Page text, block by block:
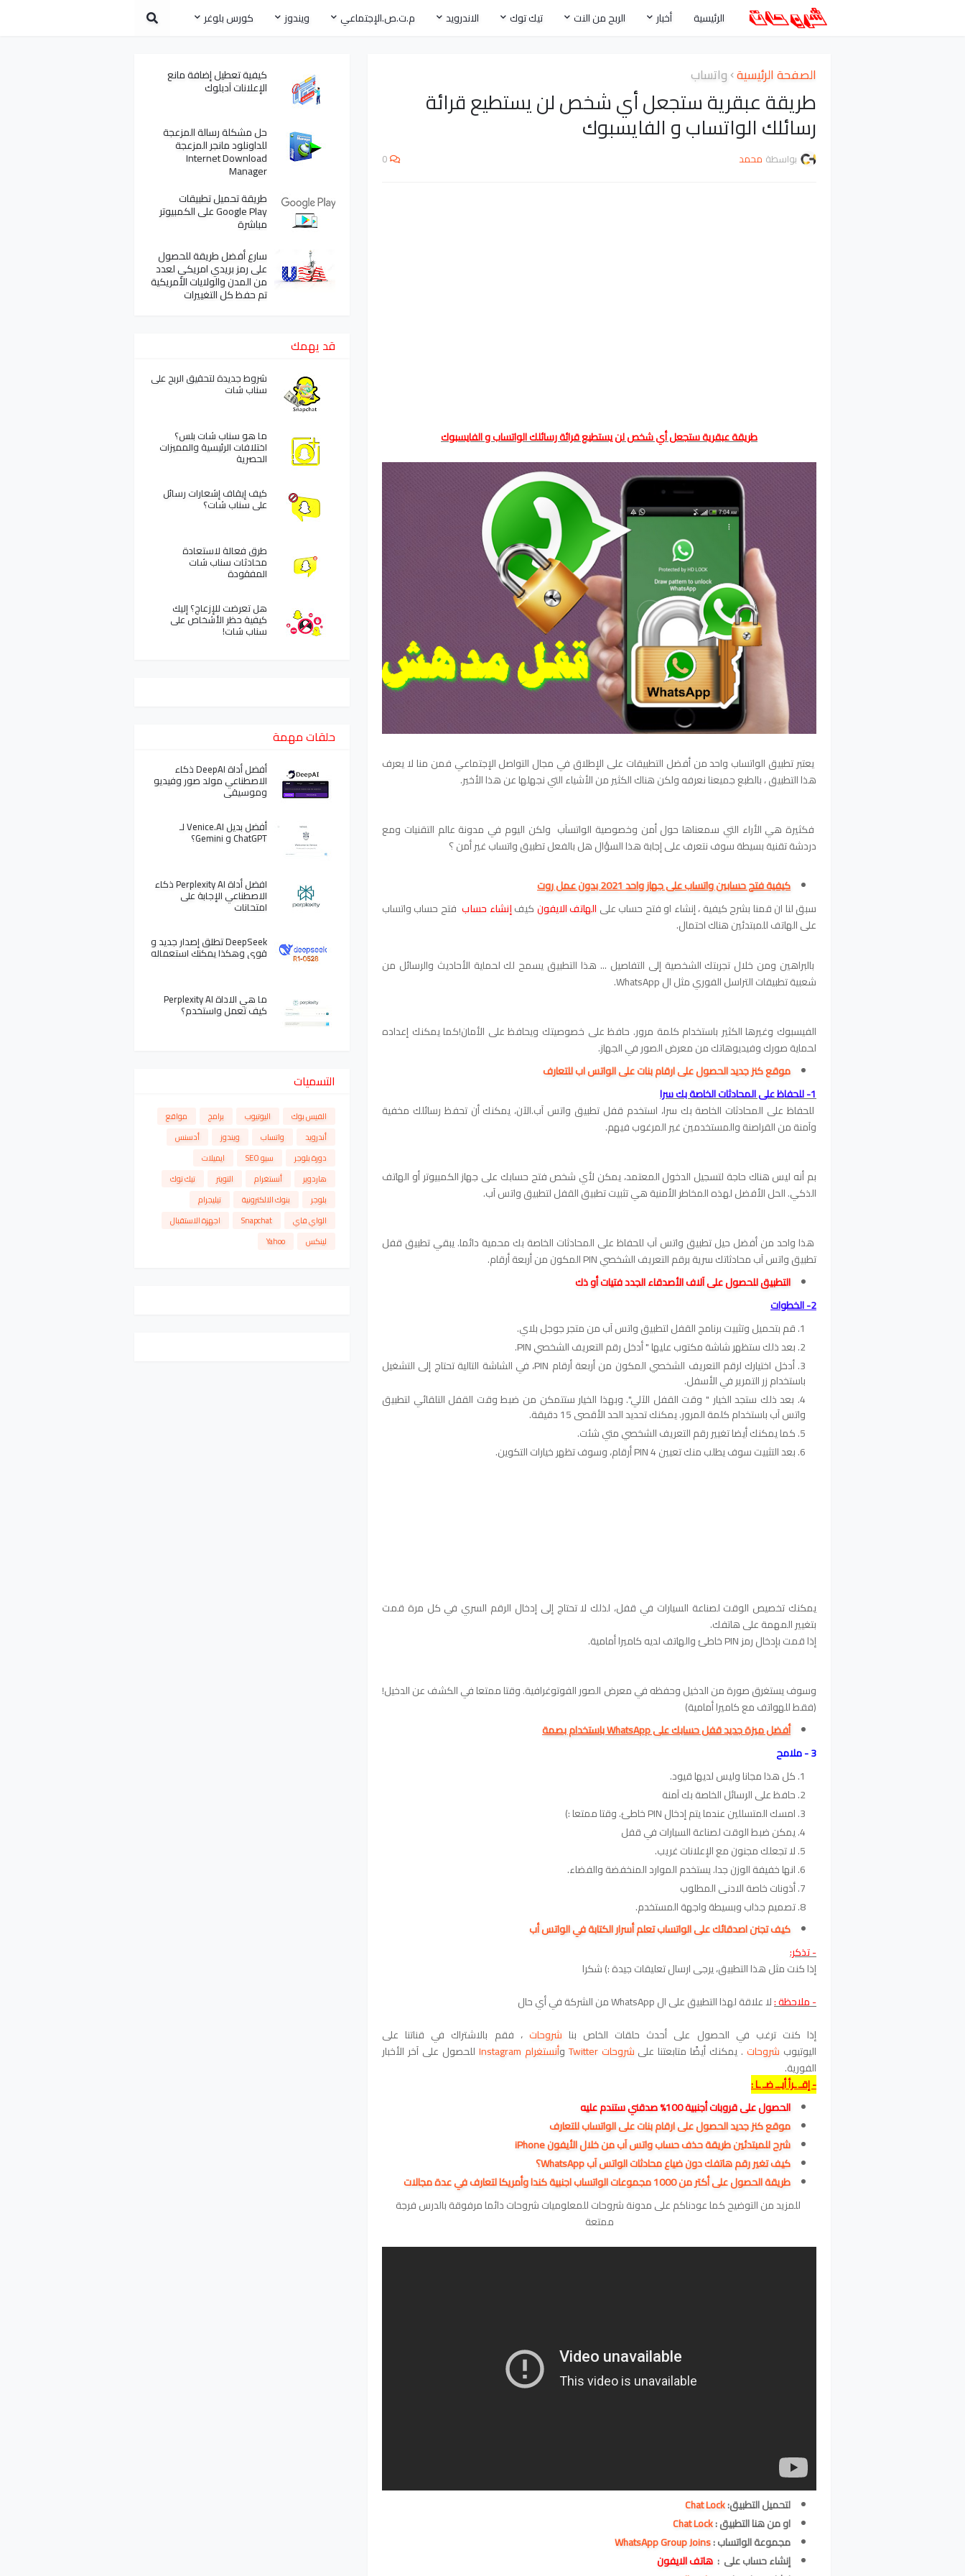
الرئيسية أخبار الربح من النت تيك توك الاندرويد م.ت.ص.الإجتماعي ويندوز كورس بلوغر
الصفحة الرئيسية واتساب
طريقة عبقرية ستجعل أي شخص لن يستطيع قرائة
رسائلك الواتساب و الفايسبوك
بواسطة محمد 0
طريقة عبقرية ستجعل أي شخص لن يستطيع قرائة رسائلك الواتساب و الفايسبوك
يعتبر تطبيق الواتساب واحد من أفضل التطبيقات على الإطلاق في مجال التواصل الإجتماعي فمن منا لا يعرف
هذا التطبيق ، بالطبع جميعنا نعرفه ولكن هناك الكثير من الأشياء التي نجهلها عن هذا الأخير.
فكثيرة هي الأراء التي سمعناها حول أمن وخصوصية الواتسآب ولكن اليوم في مدونة عالم التقنيات ومع
دردشة تقنية بسيطة سوف نتعرف على إجابة هذا السؤال هل بالفعل تطبيق واتساب غير أمن ؟
كيفية فتح حسابين واتساب على جهاز واحد 2021 بدون عمل روت
سبق لنا ان قمنا بشرح كيفية، إنشاء اوفتح حساب على الهاتف الايفونكيفإنشاء حساب فتح حساب واتساب
على الهاتف للمبتدئينهناك احتمال.
بالبراهين ومن خلال تجربتك الشخصية إلى التفاصيل ... هذا التطبيق يسمح لك لحماية الأحاديث والرسائل من
شعبية تطبيقات التراسل الفوري مثل ال WhatsApp.
الفيسبوك وغيرها الكثير باستخدام كلمة مرور. حافظ على خصوصيتك ويحافظ على الأمان!كما يمكنك إعداده
لحماية صورك وفيديوهاتك من معرض الصور في الجهاز.
موقع كنز جديد الحصول على ارقام بنات على الواتس اب للتعارف
1- للحفاظ على المحادثات الخاصة بك سرا
للحفاظ على المحادثات الخاصة بك سرا، استخدم قفل تطبيق واتس آب.الآن، يمكنك أن تحفظ رسائلك مخفية
وآمنة من القراصنة والمستخدمين غير المرغوب فيهم.
بم أنه ليس هناك حاجة لتسجيل الدخول المعتمد، يمكن لأي شخص فتح حسابك على جهاز الكمبيوتر أو الهاتف
الذكي. الحل الأفضل لهذه المخاطر الأمنية هي تثبيت تطبيق القفل لتطبيق واتس آب.
هذا واحد من أفضل حيل تطبيق واتس آب للحفاظ على المحادثات الخاصة بك محمية دائما. يبقي تطبيق قفل
تطبيق واتس آب محادثاتك سرية برقم التعريف الشخصي PIN المكون من أربعة أرقام.
التطبيق للحصول على آلاف الأصدقاء الجدد فتيات أو ذك
2- الخطوات
قم بتحميل وتثبيت برنامج القفل لتطبيق واتس آب من متجر جوجل بلاي.
بعد ذلك ستظهر شاشة مكتوب عليها " أدخل رقم التعريف الشخصي PIN.
أدخل اختيارك لرقم التعريف الشخصي المكون من أربعة أرقام PIN، في الشاشة التالية تحتاج إلى التشغيل
باستخدام زر التمرير في الأسفل.
بعد ذلك ستجد الخيار " وقت القفل الآلي". وبهذا الخيار ستتمكن من ضبط وقت القفل التلقائي لتطبيق
واتس آب باستخدام كلمة المرور. يمكنك تحديد الحد الأقصى 15 دقيقة.
كما يمكنك أيضا تغيير رقم التعريف الشخصي متي شئت.
بعد التثبيت سوف يطلب منك تعيين PIN 4 أرقام، وسوف تظهر خيارات التكوين.
يمكنك تخصيص الوقت لصناعة السيارات في قفل، لذلك لا تحتاج إلى إدخال الرقم السري في كل مرة قمت
بتغيير المهمة على هاتفك.
إذا قمت بإدخال رمز PIN خاطئ والهاتف لديه كاميرا أمامية.
وسوف يستغرق صورة من الدخيل وحفظه في معرض الصور الفوتوغرافية. وقتا ممتعا في الكشف عن الدخيل!
(فقط للهواتف مع كاميرا أمامية)
أفضل ميزة جديد قفل حسابك على WhatsApp باستخدام بصمة
3 - ملامح
كل هذا مجانا وليس لديها قيود.
حافظ على الرسائل الخاصة بك آمنة
امسك المتسللين عندما يتم إدخال PIN خاطئ. وقتا ممتعا :)
يمكن ضبط الوقت لصناعة السيارات في قفل
لا تجعلك مجنون مع الإعلانات غريب.
انها خفيفة الوزن جدا. يستخدم الموارد المنخفضة والفضاء.
أذونات خاصة الادنى المطلوب
تصميم جذاب وبسيطة واجهة المستخدم.
كيف تجنن اصدقائك على الواتساب تعلم أسرار الكتابة في الواتس أب
- تذكر:
إذا كنت مثل هذا التطبيق، يرجى ارسال تعليقات جيدة :) شكرا
- ملاحظة :لا علاقة لهذا التطبيق على ال WhatsApp من الشركة في أي حال
إذا كنت ترغب في الحصول على أحدث حلقات الخاص بنا شروحات، فقم بالاشتراك في قناتنا على
اليوتيوب شروحات . يمكنك أيضًا متابعتنا على شروحات Twitter وأنستغرام Instagram
للحصول على آخر الأخبار
الفورية.
- إقـ ـرأ أيــ ضـ ـا :
الحصول على قروبات أجنبية 100% صدقني ستندم عليه
موقع كنز جديد الحصول على ارقام بنات على الواتساب للتعارف
شرح للمبتدئين طريقة حذف حساب واتس آب من خلال الأيفون iPhone
كيف تغير رقم هاتفك دون ضياع محادثات الواتس آب WhatsApp؟
طريقة الحصول على أكتر من 1000 مجموعات الواتساب اجنبية كندا وأمريكا لتعارف في عدة مجالات
للمزيد من التوضيح كما عودناكم على مدونة شروحات للمعلوميات شروحات دائما مرفوقة بالدرس فرجة
ممتعة
لتحميل التطبيق:
او من هنا التطبيق :Chat Lock
مجموعة الواتساب :WhatsApp Group Joins
إنشاء حساب على : هاتف الايفون
كيفية تعطيل إضافة مانع
الإعلانات آدبلوك
حل مشكلة رسالة المزعجة
للداونلود مانجر المزعجة
Internet Download
Manager
طريقة تحميل تطبيقات
Google Play على الكمبيوتر
مباشرة
سارع أفضل طريقة للحصول
على رمز بريدي امريكي لعدد
من المدن والولايات الأمريكية
تم حفظ كل التغييرات
قد يهمك
شروط جديدة لتحقيق الربح على
سناب شات
ما هو سناب شات بلس؟
اختلافات الرئيسية والمميزات
الحصرية
كيف إيقاف إشعارات رسائل
على سناب شات؟
طرق فعالة لاستعادة
محادثات سناب شات
المفقودة
هل تعرضت للإزعاج؟ إليك
كيفية حظر الأشخاص على
سناب شات!
حلقات مهمة
أفضل أداة DeepAI ذكاء
الاصطناعي مولد صور وفيديو
وموسيقى
أفضل بديل Venice.AI لـ
ChatGPT و Gemini؟
افضل أداة Perplexity AI ذكاء
الاصطناعي الإجابة على
امتحانات
DeepSeek تطلق إصدار جديد و
قوي وهكذا يمكنك استعماله
ما هي الاداة Perplexity AI
كيف تعمل واستخدم؟
التسميات
الفيس بوك اليوتيوب برامج
مواقع
أندرويد
واتساب ويندوز
أدسنس
دورة بلوجر
سيو SEO
ايميلات
هاردوير
أنستغرام التويتر
تيك توك
بلوجر
بنوك الالكترونية
تيليجرام
الواي فاي
Snapchat
اجهزة الاستقبال
لينكس
Yahoo